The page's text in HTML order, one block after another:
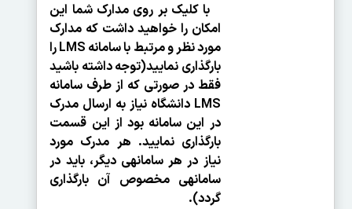
با کلیک بر روی مدارک شما این
امکان را خواهید داشت که مدارک
مورد نظر و مرتبط با سامانه LMS را
بارگذاری نمایید(توجه داشته باشید
فقط در صورتی که از طرف سامانه
LMS دانشگاه نیاز به ارسال مدرک
در این سامانه بود از این قسمت
بارگذاری نمایید. هر مدرک مورد
نیاز در هر سامانه­ی دیگر، باید در
سامانه­ی مخصوص آن بارگذاری
گردد).